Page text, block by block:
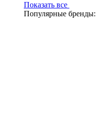
Показать все
Популярные бренды: